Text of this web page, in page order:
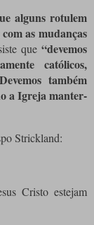
alguns rotulem
as mudanças
que “devemos
católicos,
também
a Igreja manter-
Strickland:
Cristo estejam